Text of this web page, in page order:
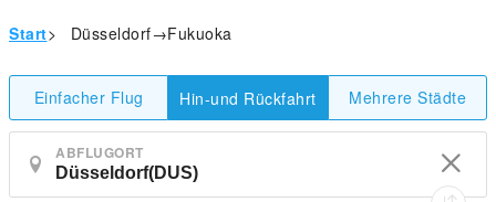
Start> Düsseldorf→Fukuoka
Einfacher Flug Hin-und Rückfahrt Mehrere Städte
ABFLUGORT